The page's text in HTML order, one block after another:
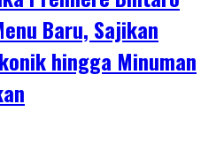
Baru, Sajikan
hingga Minuman